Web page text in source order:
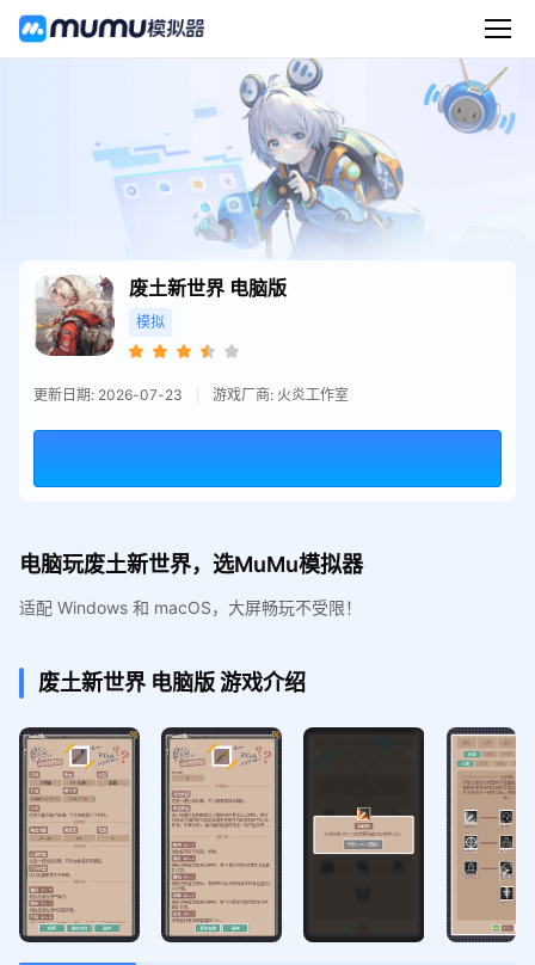
废土新世界 电脑版
模拟
更新日期: 2026-07-23 游戏厂商: 火炎工作室
电脑玩废土新世界，选MuMu模拟器
适配 Windows 和 macOS，大屏畅玩不受限！
废土新世界 电脑版游戏介绍